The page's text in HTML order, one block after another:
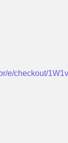
e/checkout/